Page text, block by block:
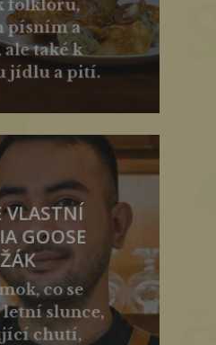
folkloru,
písním a
také k
jídlu a pití.
VLASTNÍ
GOOSE
co se
slunce,
chutí,